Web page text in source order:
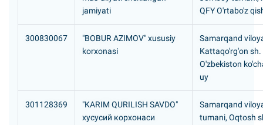
jamiyati
QFY O'rtabo'z
300830067
"BOBUR AZIMOV" xususiy
korxonasi
Samarqand
Kattaqo'rg'on sh.
O'zbekiston
uy
301128369
"KARIM QURILISH SAVDO"
хусусий корхонаси
Samarqand
tumani, Oqtosh